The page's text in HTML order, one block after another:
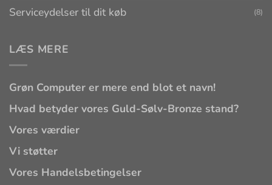
Serviceydelser til dit køb (8)
LÆS MERE
Grøn Computer er mere end blot et navn!
Hvad betyder vores Guld-Sølv-Bronze stand?
Vores værdier
Vi støtter
Vores Handelsbetingelser